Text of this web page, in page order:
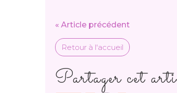
« Article précédent
Retour à l'accueil
Partager cet